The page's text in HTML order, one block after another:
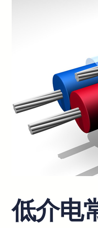
低介电